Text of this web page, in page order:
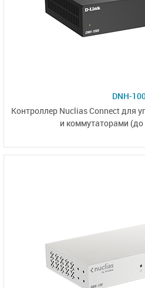
DNH-
Контроллер Nuclias Connect для
и коммутаторами (до